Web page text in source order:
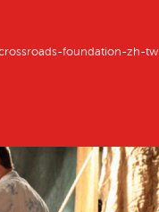
foundation-zh-tw